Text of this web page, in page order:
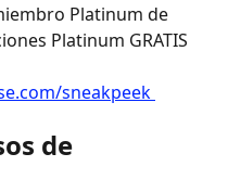
Platinum de
Platinum GRATIS
sneakpeek
de